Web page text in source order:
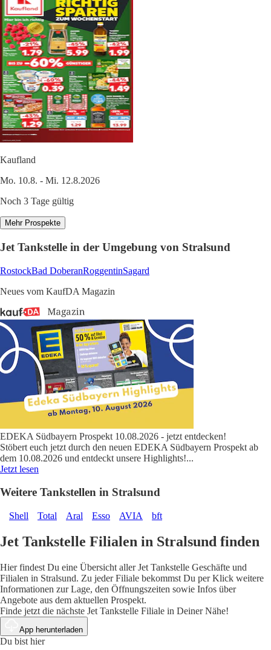
Kaufland
Mo. 10.8. - Mi. 12.8.2026
Noch 3 Tage gültig
Mehr Prospekte
Jet Tankstelle in der Umgebung von Stralsund
RostockBad DoberanRoggentinSagard
Neues vom KaufDA Magazin
EDEKA Südbayern Prospekt 10.08.2026 - jetzt entdecken!
Stöbert euch jetzt durch den neuen EDEKA Südbayern Prospekt ab
dem 10.08.2026 und entdeckt unsere Highlights!...
Jetzt lesen
Weitere Tankstellen in Stralsund
Shell Total Aral Esso AVIA bft
Jet Tankstelle Filialen in Stralsund finden
Hier findest Du eine Übersicht aller Jet Tankstelle Geschäfte und
Filialen in Stralsund. Zu jeder Filiale bekommst Du per Klick weitere
Informationen zur Lage, den Öffnungszeiten sowie Infos über
Angebote aus dem aktuellen Prospekt.
Finde jetzt die nächste Jet Tankstelle Filiale in Deiner Nähe!
App herunterladen
Du bist hier